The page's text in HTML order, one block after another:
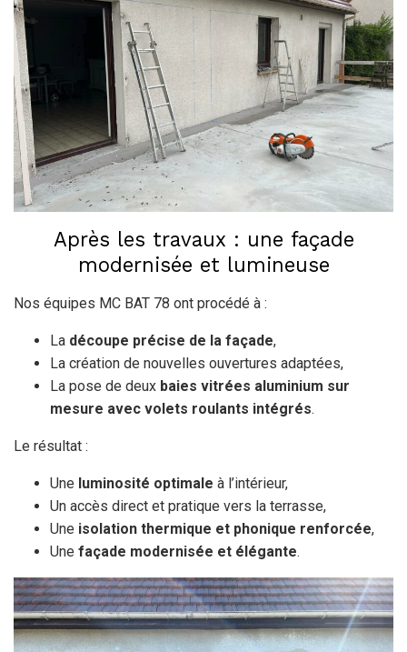
Après les travaux : une façade
modernisée et lumineuse
Nos équipes MC BAT 78 ont procédé à :
La découpe précise de la façade,
La création de nouvelles ouvertures adaptées,
La pose de deux baies vitrées aluminium sur
mesure avec volets roulants intégrés.
Le résultat :
Une luminosité optimale à l’intérieur,
Un accès direct et pratique vers la terrasse,
Une isolation thermique et phonique renforcée,
Une façade modernisée et élégante.